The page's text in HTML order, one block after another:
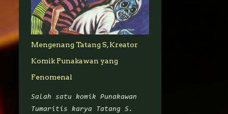
NI-PUTU-TRESNA
RANDAL-BUTAR-BUTAR
SUPERHERO-AMERIKA
ACTION-FIGURE BERITA
Mengenang Tatang S, Kreator
Komik Punakawan yang
Fenomenal
Salah satu komik Punakawan
Tumaritis karya Tatang S.